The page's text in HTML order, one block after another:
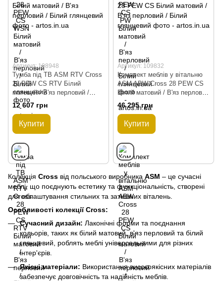
Артикул: 108948
Тумба під ТВ ASM RTV Cross
28 PEW CS RTV Білий
матовий / В'яз перловий /
Білий глянцевий
12 607 грн
Купити
Артикул: 109832
Комплект меблів у вітальню
ASM ABW Cross 28 PEW CS
Білий матовий / В'яз перловий
/ Білий глянцевий
46 295 грн
Купити
Колекція Cross від польського виробника ASM – це сучасні
меблі, що поєднують естетику та функціональність, створені
для облаштування стильних та затишних віталень.
Особливості колекції Cross:
Сучасний дизайн: Лаконічні форми та поєднання
кольорів, таких як білий матовий, в'яз перловий та білий
глянцевий, роблять меблі універсальними для різних
інтер'єрів.
Якісні матеріали: Використання високоякісних матеріалів
забезпечує довговічність та надійність меблів.